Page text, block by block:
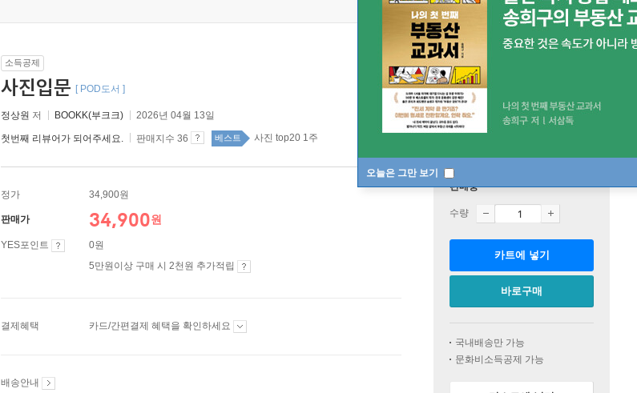
오늘은 그만 보기
소득공제
사진입문 [ POD도서 ]
정상원 저 BOOKK(부크크) 2026년 04월 13일
첫번째 리뷰어가 되어주세요. 판매지수 36 베스트 사진 top20 1주
정가 34,900원
판매가 34,900원
YES포인트
0원
5만원이상 구매 시 2천원 추가적립
결제혜택 카드/간편결제 혜택을 확인하세요
배송안내
판매중
수량
카트에 넣기
바로구매
국내배송만 가능
문화비소득공제 가능